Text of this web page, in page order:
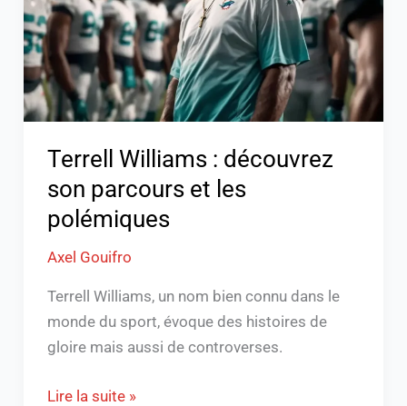
Terrell Williams : découvrez
son parcours et les
polémiques
Axel Gouifro
Terrell Williams, un nom bien connu dans le
monde du sport, évoque des histoires de
gloire mais aussi de controverses.
parcours
et
les
polémiques
Lire la suite »